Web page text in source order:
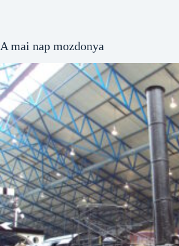
A mai nap mozdonya